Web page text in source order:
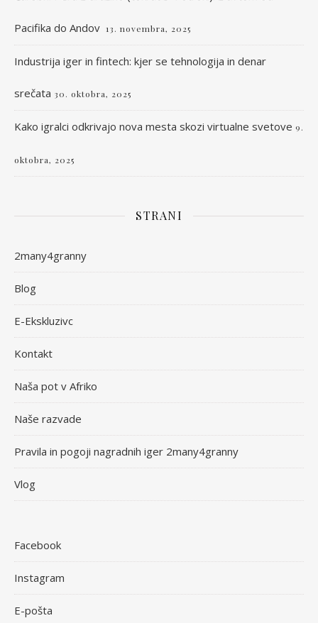
Pacifika do Andov 13. novembra, 2025
Industrija iger in fintech: kjer se tehnologija in denar
srečata 30. oktobra, 2025
Kako igralci odkrivajo nova mesta skozi virtualne svetove 9.
oktobra, 2025
STRANI
2many4granny
Blog
E-Ekskluzivc
Kontakt
Naša pot v Afriko
Naše razvade
Pravila in pogoji nagradnih iger 2many4granny
Vlog
Facebook
Instagram
E-pošta